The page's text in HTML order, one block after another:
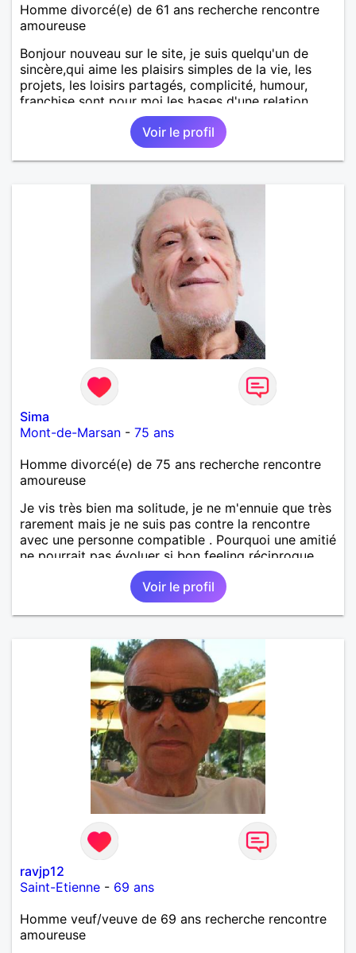
Homme divorcé(e) de 61 ans recherche rencontre
amoureuse
Bonjour nouveau sur le site, je suis quelqu'un de
sincère,qui aime les plaisirs simples de la vie, les
projets, les loisirs partagés, complicité, humour,
franchise sont pour moi les bases d'une relation.
Voir le profil
Sima
Mont-de-Marsan - 75 ans
Homme divorcé(e) de 75 ans recherche rencontre
amoureuse
Je vis très bien ma solitude, je ne m'ennuie que très
rarement mais je ne suis pas contre la rencontre
avec une personne compatible . Pourquoi une amitié
ne pourrait pas évoluer si bon feeling réciproque...
Je recherche de la proximité car je ne souhaite pas
vivre sous le même toit.Voir le profil
ravjp12
Saint-Etienne - 69 ans
Homme veuf/veuve de 69 ans recherche rencontre
amoureuse